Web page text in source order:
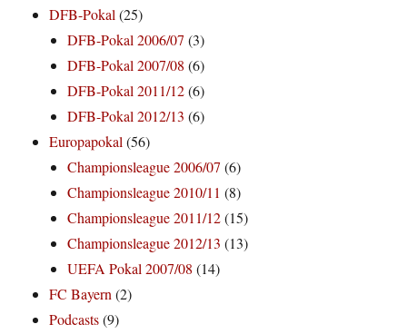
DFB-Pokal(25)
DFB-Pokal 2006/07 (3)
DFB-Pokal 2007/08 (6)
DFB-Pokal 2011/12(6)
DFB-Pokal 2012/13 (6)
Europapokal(56)
Championsleague 2006/07 (6)
Championsleague 2010/11 (8)
Championsleague 2011/12(15)
Championsleague 2012/13 (13)
UEFA Pokal 2007/08 (14)
FC Bayern(2)
Podcasts(9)